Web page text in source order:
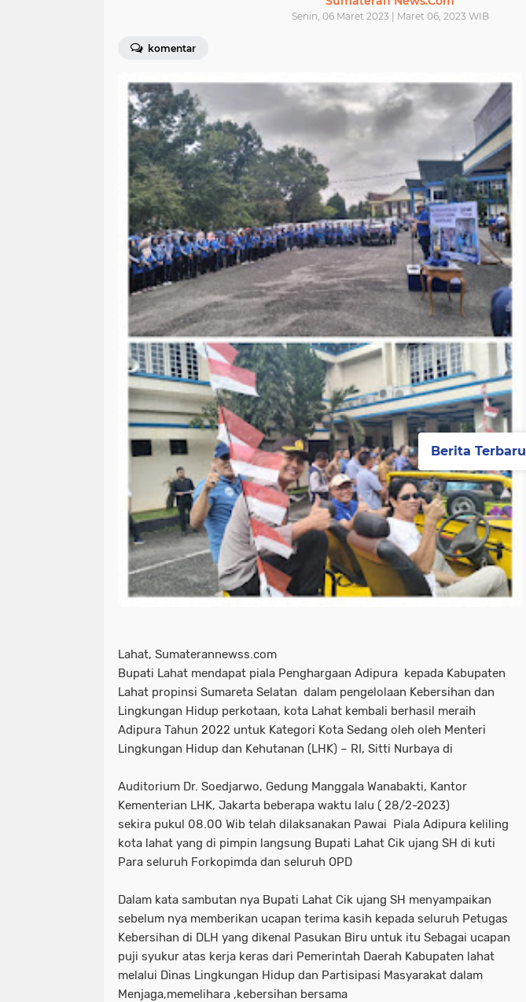
Senin, 06 Maret 2023 | Maret 06, 2023 WIB
komentar
Lahat, Sumaterannewss.com
Bupati Lahat mendapat piala Penghargaan Adipura kepada Kabupaten
Lahat propinsi Sumareta Selatan dalam pengelolaan Kebersihan dan
Lingkungan Hidup perkotaan, kota Lahat kembali berhasil meraih
Adipura Tahun 2022 untuk Kategori Kota Sedang oleh oleh Menteri
Lingkungan Hidup dan Kehutanan (LHK) – RI, Sitti Nurbaya di
Auditorium Dr. Soedjarwo, Gedung Manggala Wanabakti, Kantor
Kementerian LHK, Jakarta beberapa waktu lalu ( 28/2-2023)
sekira pukul 08.00 Wib telah dilaksanakan Pawai Piala Adipura keliling
kota lahat yang di pimpin langsung Bupati Lahat Cik ujang SH di kuti
Para seluruh Forkopimda dan seluruh OPD
Dalam kata sambutan nya Bupati Lahat Cik ujang SH menyampaikan
sebelum nya memberikan ucapan terima kasih kepada seluruh Petugas
Kebersihan di DLH yang dikenal Pasukan Biru untuk itu Sebagai ucapan
puji syukur atas kerja keras dari Pemerintah Daerah Kabupaten lahat
melalui Dinas Lingkungan Hidup dan Partisipasi Masyarakat dalam
Menjaga,memelihara ,kebersihan bersama
Berita Terbaru